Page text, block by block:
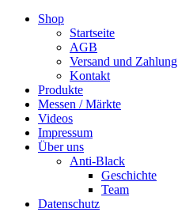
Shop
Startseite
AGB
Versand und Zahlung
Kontakt
Produkte
Messen / Märkte
Videos
Impressum
Über uns
Anti-Black
Geschichte
Team
Datenschutz